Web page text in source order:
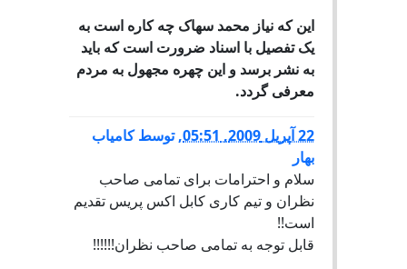
این که نیاز محمد سهاک چه کاره است به
یک تفصیل با اسناد ضرورت است که باید
به نشر برسد و این چهره مجهول به مردم
معرفی گردد.
22 آپریل 2009, 05:51 ,توسطکامیاب
بهار
سلام و احترامات برای تمامی صاحب
نظران و تیم کاری کابل اکس پریس تقدیم
است!!
قابل توجه به تمامی صاحب نظران!!!!!!